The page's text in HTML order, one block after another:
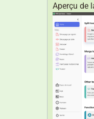
Aperçu de